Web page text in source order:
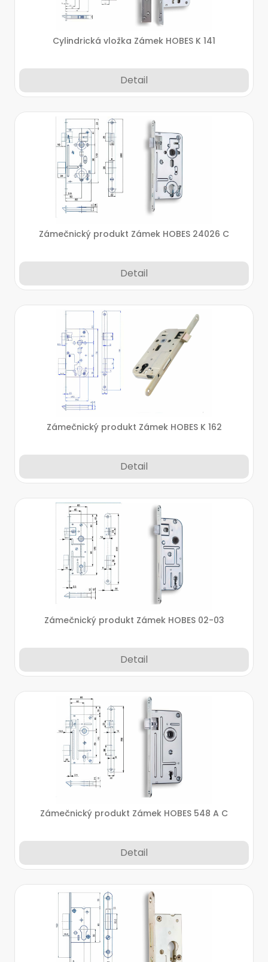
Cylindrická vložka Zámek HOBES K 141
Detail
Zámečnický produkt Zámek HOBES 24026 C
Detail
Zámečnický produkt Zámek HOBES K 162
Detail
Zámečnický produkt Zámek HOBES 02-03
Detail
Zámečnický produkt Zámek HOBES 548 A C
Detail